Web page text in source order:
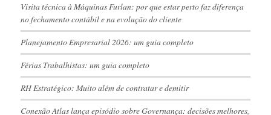
Visita técnica à Máquinas Furlan: por que estar perto faz diferença
no fechamento contábil e na evolução do cliente
Planejamento Empresarial 2026: um guia completo
Férias Trabalhistas: um guia completo
RH Estratégico: Muito além de contratar e demitir
Conexão Atlas lança episódio sobre Governança: decisões melhores,